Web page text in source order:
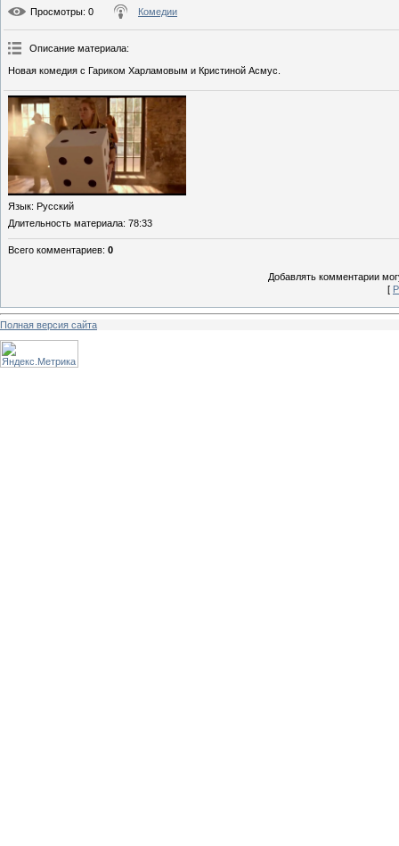
Просмотры: 0 Комедии
Описание материала:
Новая комедия с Гариком Харламовым и Кристиной Асмус.
Язык: Русский
Длительность материала: 78:33
Всего комментариев: 0
Добавлять комментарии
[
Полная версия сайта